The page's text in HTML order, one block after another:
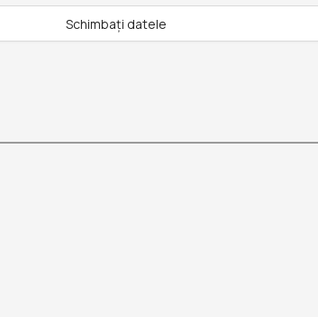
Schimbați datele